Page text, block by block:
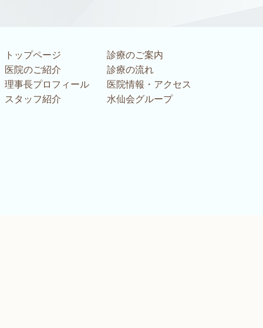
トップページ
医院のご紹介
理事長プロフィール
スタッフ紹介
診療のご案内
診療の流れ
医院情報・アクセス
水仙会グループ